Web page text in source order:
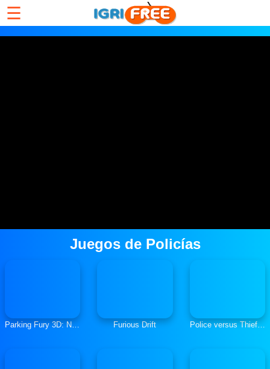
☰
Juegos de Policías
Parking Fury 3D: Night Thief Furious Drift Police versus Thief Hot Pursuit